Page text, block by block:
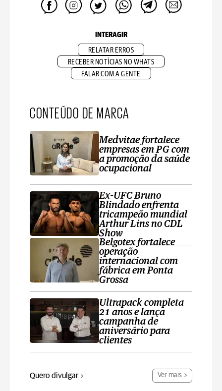
INTERAGIR
RELATAR ERROS
RECEBER NOTÍCIAS NO WHATS
FALAR COM A GENTE
CONTEÚDO DE MARCA
Medvitae fortalece
empresas em PG com
a promoção da saúde
ocupacional
Ex-UFC Bruno
Blindado enfrenta
tricampeão mundial
Arthur Lins no CDL
Show
Belgotex fortalece
operação
internacional com
fábrica em Ponta
Grossa
Ultrapack completa
21 anos e lança
campanha de
aniversário para
clientes
Quero divulgar Ver mais